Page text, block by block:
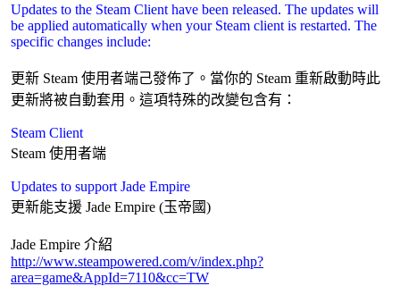
Updates to the Steam Client have been released. The updates will
be applied automatically when your Steam client is restarted. The
specific changes include:
更新 Steam 使用者端己發佈了。當你的 Steam 重新啟動時此
更新將被自動套用。這項特殊的改變包含有：
Steam Client
Steam 使用者端
Updates to support Jade Empire
更新能支援 Jade Empire (玉帝國)
Jade Empire 介紹
http://www.steampowered.com/v/index.php?
area=game&AppId=7110&cc=TW